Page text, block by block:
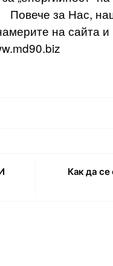
за Нас,
на сайта и
Как да се